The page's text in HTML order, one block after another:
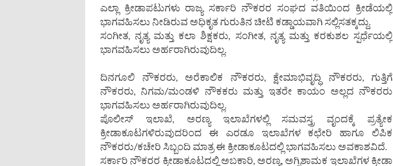
ಎಲ್ಲಾ ಕ್ರೀಡಾಪಟುಗಳು ರಾಜ್ಯ ಸರ್ಕಾರಿ ನೌಕರರ ಸಂಘದ ವತಿಯಿಂದ ಕ್ರೀಡೆಯಲ್ಲಿ
ಭಾಗವಹಿಸಲು ನೀಡಿರುವ ಅಧಿಕೃತ ಗುರುತಿನ ಚೀಟಿ ಕಡ್ಡಾಯವಾಗಿ ಸಲ್ಲಿಸತಕ್ಕದ್ದು.
ಸಂಗೀತ, ನೃತ್ಯ ಮತ್ತು ಕಲಾ ಶಿಕ್ಷಕರು, ಸಂಗೀತ, ನೃತ್ಯ ಮತ್ತು ಕರಕುಶಲ ಸ್ಪರ್ಧೆಯಲ್ಲಿ
ಭಾಗವಹಿಸಲು ಅರ್ಹರಾಗಿರುವುದಿಲ್ಲ.
ದಿನಗೂಲಿ ನೌಕರರು, ಅರೆಕಾಲಿಕ ನೌಕರರು, ಕ್ಷೇಮಾಭಿವೃದ್ಧಿ ನೌಕರರು, ಗುತ್ತಿಗೆ
ನೌಕರರು, ನಿಗಮ/ಮಂಡಳಿ ನೌಕಕರು ಮತ್ತು ಇತರೇ ಕಾಯಂ ಅಲ್ಲದ ನೌಕರರು
ಭಾಗವಹಿಸಲು ಅರ್ಹರಾಗಿರುವುದಿಲ್ಲ.
ಪೊಲೀಸ್ ಇಲಾಖೆ, ಅರಣ್ಯ ಇಲಾಖೆಗಳಲ್ಲಿ ಸಮವಸ್ತ್ರ ವೃಂದಕ್ಕೆ ಪ್ರತ್ಯೇಕ
ಕ್ರೀಡಾಕೂಟಗಳಿರುವುದರಿಂದ ಈ ಎರಡೂ ಇಲಾಖೆಗಳ ಕಛೇರಿ ಹಾಗೂ ಲಿಪಿಕ
ನೌಕರರು/ಕಚೇರಿ ಸಿಬ್ಬಂದಿ ಮಾತ್ರ ಈ ಕ್ರೀಡಾಕೂಟದಲ್ಲಿ ಭಾಗವಹಿಸಲು ಅವಕಾಶವಿದೆ.
ಸರ್ಕಾರಿ ನೌಕರರ ಕ್ರೀಡಾಕೂಟದಲ್ಲಿ ಅಬಕಾರಿ, ಅರಣ್ಯ, ಅಗ್ನಿಶಾಮಕ ಇಲಾಖೆಗಳ ಕ್ರೀಡಾ